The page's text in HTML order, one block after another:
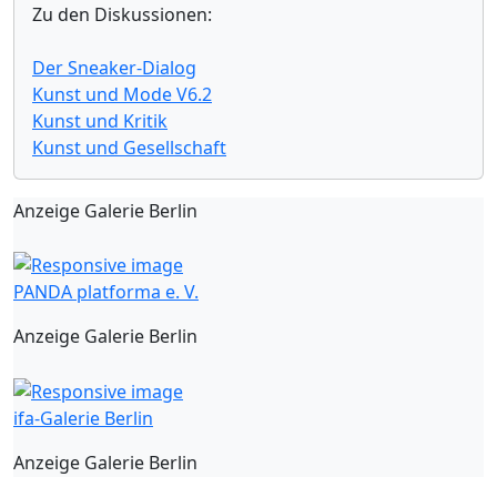
Zu den Diskussionen:
Der Sneaker-Dialog
Kunst und Mode V6.2
Kunst und Kritik
Kunst und Gesellschaft
Anzeige Galerie Berlin
PANDA platforma e. V.
Anzeige Galerie Berlin
ifa-Galerie Berlin
Anzeige Galerie Berlin